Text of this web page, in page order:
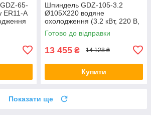
65-
ER11-A
Шпиндель GDZ-105-3.2
Ø105Х220 водяне
охолодження (3.2 кВт, 220 В,
11.5 А, ER20)
Готово до відправки
13 455 ₴ 14 128 ₴
Купити
Показати ще